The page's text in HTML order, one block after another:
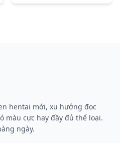
hentai mới, xu hướng đọc
màu cực hay đầy đủ thể loại.
ngày.